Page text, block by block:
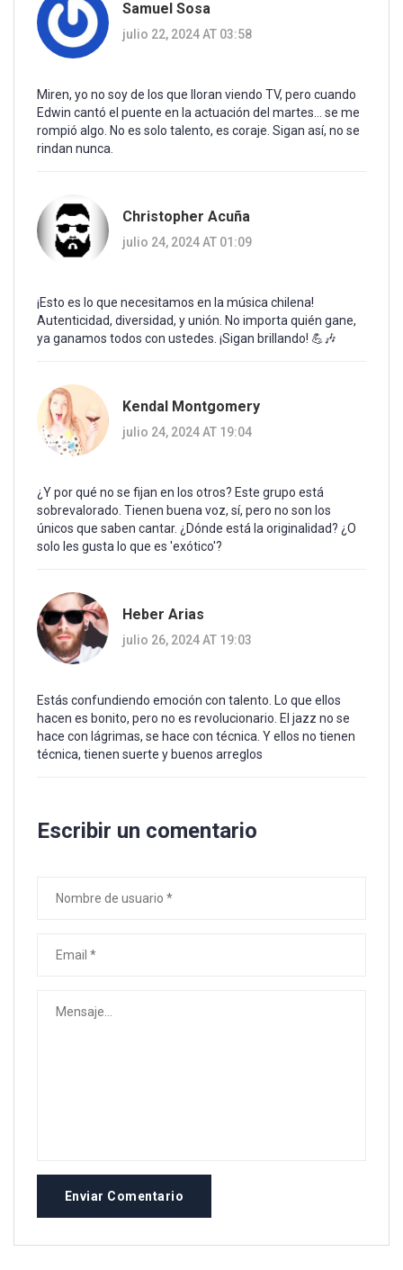
Samuel Sosa
julio 22, 2024 AT 03:58
Miren, yo no soy de los que lloran viendo TV, pero cuando
Edwin cantó el puente en la actuación del martes... se me
rompió algo. No es solo talento, es coraje. Sigan así, no se
rindan nunca.
Christopher Acuña
julio 24, 2024 AT 01:09
¡Esto es lo que necesitamos en la música chilena!
Autenticidad, diversidad, y unión. No importa quién gane,
ya ganamos todos con ustedes. ¡Sigan brillando! 💪🎶
Kendal Montgomery
julio 24, 2024 AT 19:04
¿Y por qué no se fijan en los otros? Este grupo está
sobrevalorado. Tienen buena voz, sí, pero no son los
únicos que saben cantar. ¿Dónde está la originalidad? ¿O
solo les gusta lo que es 'exótico'?
Heber Arias
julio 26, 2024 AT 19:03
Estás confundiendo emoción con talento. Lo que ellos
hacen es bonito, pero no es revolucionario. El jazz no se
hace con lágrimas, se hace con técnica. Y ellos no tienen
técnica, tienen suerte y buenos arreglos
Escribir un comentario
Enviar Comentario